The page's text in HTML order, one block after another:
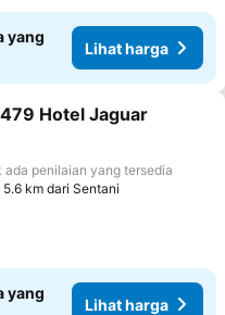
yang
Lihat harga
ke favorit
Hotel Jaguar
ada penilaian yang tersedia
5.6 km dari Sentani
yang
Lihat harga